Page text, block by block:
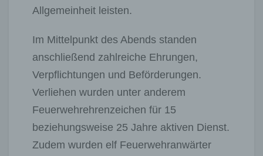
Allgemeinheit leisten.
Im Mittelpunkt des Abends standen
anschließend zahlreiche Ehrungen,
Verpflichtungen und Beförderungen.
Verliehen wurden unter anderem
Feuerwehrehrenzeichen für 15
beziehungsweise 25 Jahre aktiven Dienst.
Zudem wurden elf Feuerwehranwärter